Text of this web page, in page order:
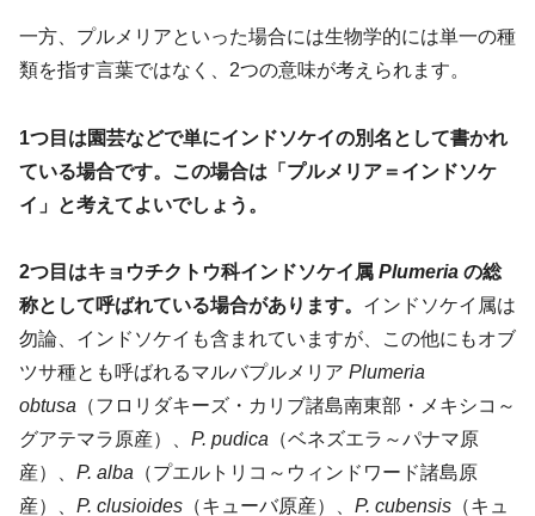
一方、プルメリアといった場合には生物学的には単一の種
類を指す言葉ではなく、2つの意味が考えられます。
1つ目は園芸などで単にインドソケイの別名として書かれ
ている場合です。この場合は「プルメリア＝インドソケ
イ」と考えてよいでしょう。
2つ目はキョウチクトウ科インドソケイ属 Plumeria の総
称として呼ばれている場合があります。 インドソケイ属は
勿論、インドソケイも含まれていますが、この他にもオブ
ツサ種とも呼ばれるマルバプルメリア Plumeria
obtusa （フロリダキーズ・カリブ諸島南東部・メキシコ～
グアテマラ原産）、 P. pudica （ベネズエラ～パナマ原
産）、 P. alba （プエルトリコ～ウィンドワード諸島原
産）、 P. clusioides （キューバ原産）、 P. cubensis （キュ